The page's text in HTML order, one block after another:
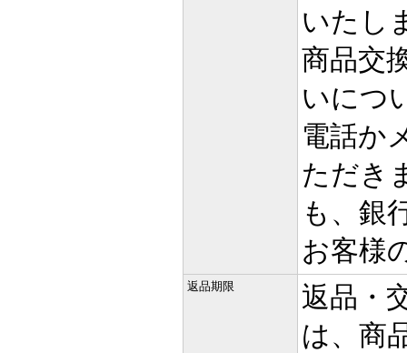
いたし
商品交
いにつ
電話か
ただき
も、銀
お客様
返品期限
返品・
は、商